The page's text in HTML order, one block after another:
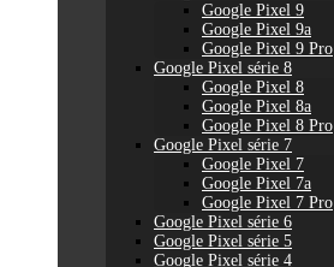
Google Pixel 9
Google Pixel 9a
Google Pixel 9 Pro
Google Pixel série 8
Google Pixel 8
Google Pixel 8a
Google Pixel 8 Pro
Google Pixel série 7
Google Pixel 7
Google Pixel 7a
Google Pixel 7 Pro
Google Pixel série 6
Google Pixel série 5
Google Pixel série 4